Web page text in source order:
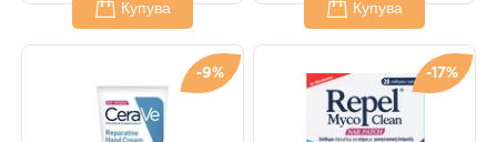
Купува Купува
-9% -17%